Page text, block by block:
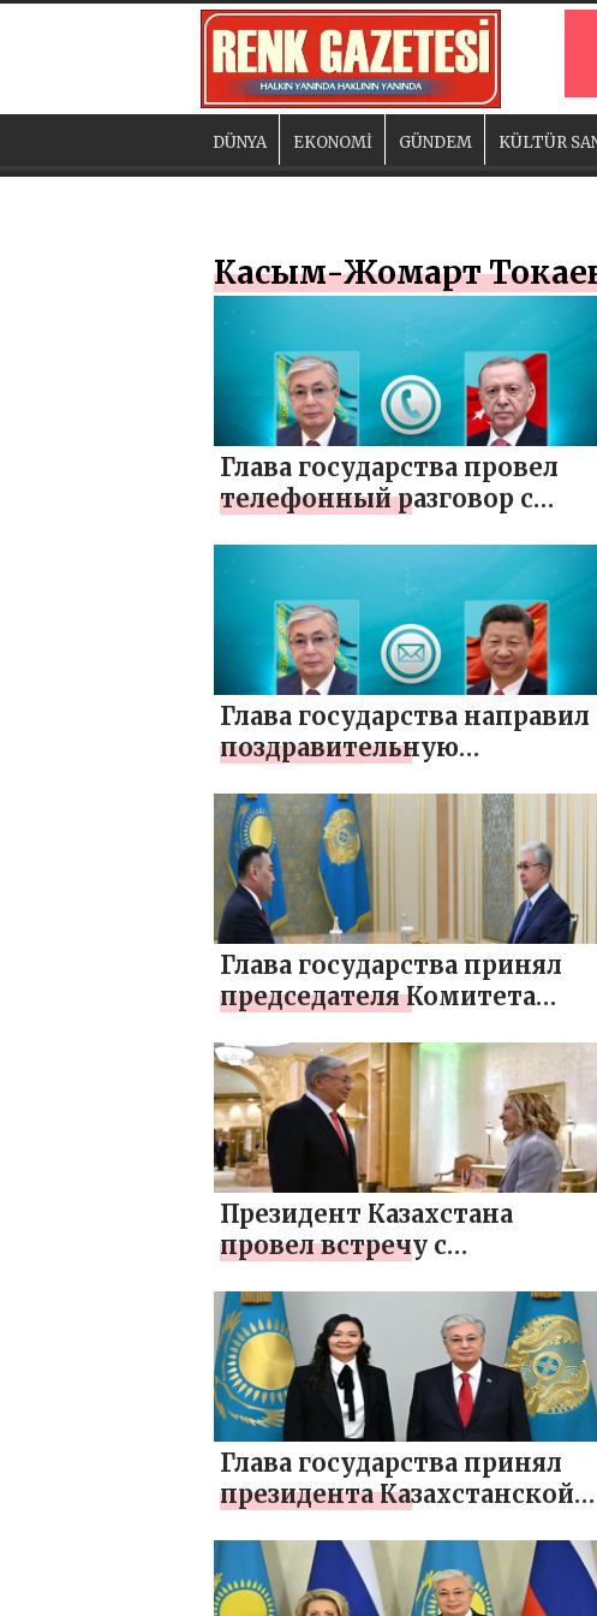
DÜNYA EKONOMİ GÜNDEM KÜLTÜR
Касым-Жомарт
Глава государства провел
телефонный разговор с
Реджепом Тайипом
Эрдоганом
Глава государства направил
поздравительную
КНР
Глава государства принял
председателя Комитета
Ермека Сагимбаева
Президент Казахстана
провел встречу с
министров Италии
Джорджей Мелони
Глава государства принял
президента Казахстанской
Алию Юсупову